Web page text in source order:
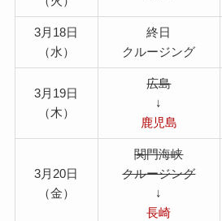
3月18日
（水）
終日
クルージング
3月19日
（木）
広島
↓
鹿児島
3月20日
（金）
関門海峡
クルージング
↓
長崎